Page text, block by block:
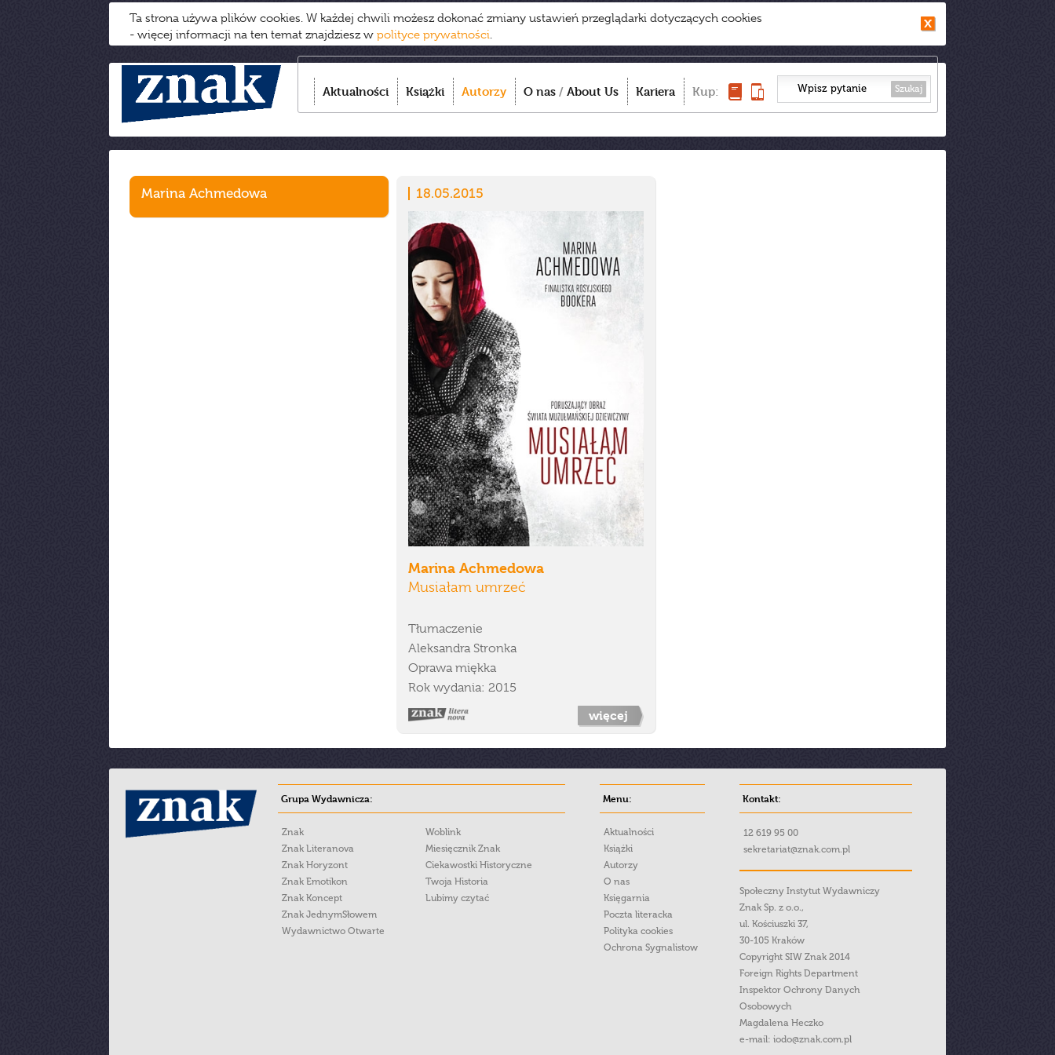
Ta strona używa plików cookies. W każdej chwili możesz dokonać zmiany ustawień przeglądarki dotyczących cookies
- więcej informacji na ten temat znajdziesz w polityce prywatności.
Aktualności Książki Autorzy O nas / About Us Kariera Kup: Szukaj
Marina Achmedowa 18.05.2015
Marina Achmedowa
Musiałam umrzeć
Tłumaczenie
Aleksandra Stronka
Oprawa miękka
Rok wydania: 2015
więcej
Grupa Wydawnicza:
Znak
Znak Literanova
Znak Horyzont
Znak Emotikon
Znak Koncept
Znak JednymSłowem
Wydawnictwo Otwarte
Woblink
Miesięcznik Znak
Ciekawostki Historyczne
Twoja Historia
Lubimy czytać
Menu:
Aktualności
Książki
Autorzy
O nas
Księgarnia
Poczta literacka
Polityka cookies
Ochrona Sygnalistow
Kontakt:
12 619 95 00
sekretariat@znak.com.pl
Społeczny Instytut Wydawniczy
Znak Sp. z o.o.,
ul. Kościuszki 37,
30-105 Kraków
Copyright SIW Znak 2014
Foreign Rights Department
Inspektor Ochrony Danych
Osobowych
Magdalena Heczko
e-mail: iodo@znak.com.pl